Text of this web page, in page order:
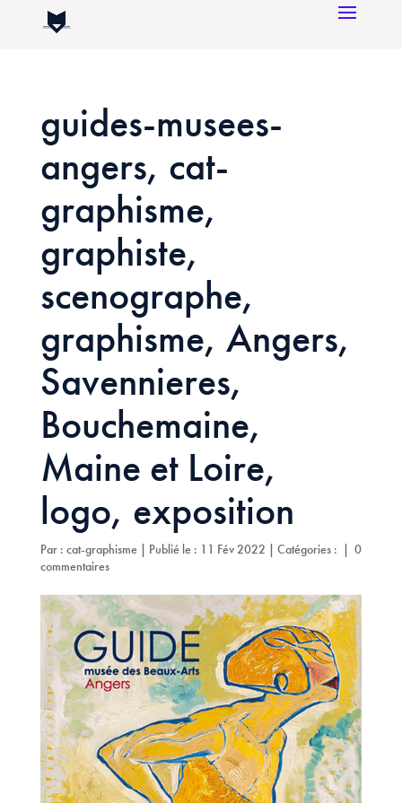
guides-musees-
angers, cat-
graphisme,
graphiste,
scenographe,
graphisme, Angers,
Savennieres,
Bouchemaine,
Maine et Loire,
logo, exposition
Par : cat-graphisme | Publié le : 11 Fév 2022 | Catégories : | 0
commentaires